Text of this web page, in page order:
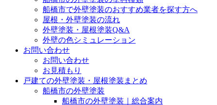
船橋市で外壁塗装のおすすめ業者を探す方へ
屋根・外壁塗装の流れ
外壁塗装・屋根塗装Q&A
外壁の色シミュレーション
お問い合わせ
お問い合わせ
お見積もり
戸建ての外壁塗装・屋根塗装まとめ
船橋市の外壁塗装
船橋市の外壁塗装｜総合案内